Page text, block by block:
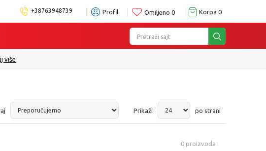
+38763948739 Profil Omiljeno 0 Korpa 0
Pretraži sajt
više
Prikaži po strani
0proizvoda